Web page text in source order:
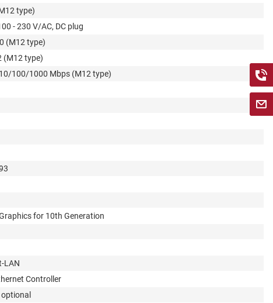
type)
- 230 V/AC, DC plug
(M12 type)
(M12 type)
100/1000 Mbps (M12 type)
for 10th Generation
LAN
Controller